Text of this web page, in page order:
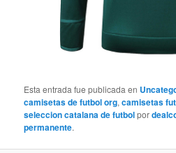
Esta entrada fue publicada en
camisetas de futbol org,camisetas
seleccion catalana de futbolpor
permanente.